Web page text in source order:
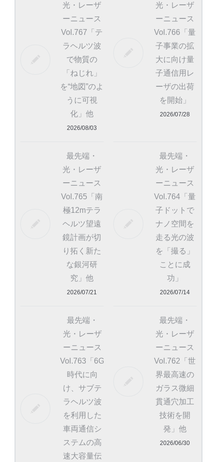
光・レーザ
ーニュース
Vol.767「テ
ラヘルツ波
で物質の
「ねじれ」
を“地図”のよ
うに可視
化」他
2026/08/03
光・レーザ
ーニュース
Vol.766「量
子事業の拡
大に向け量
子通信用レ
ーザの出荷
を開始」
2026/07/28
最先端・
光・レーザ
ーニュース
Vol.765「南
極12mテラ
ヘルツ望遠
鏡計画が切
り拓く新た
な銀河研
究」他
2026/07/21
最先端・
光・レーザ
ーニュース
Vol.764「量
子ドットで
ナノ空間を
走る光の波
を「撮る」
ことに成
功」
2026/07/14
最先端・
光・レーザ
ーニュース
Vol.763「6G
時代に向
け、サブテ
ラヘルツ波
を利用した
車両通信シ
ステムの高
速大容量伝
最先端・
光・レーザ
ーニュース
Vol.762「世
界最高速の
ガラス微細
貫通穴加工
技術を開
発」他
2026/06/30